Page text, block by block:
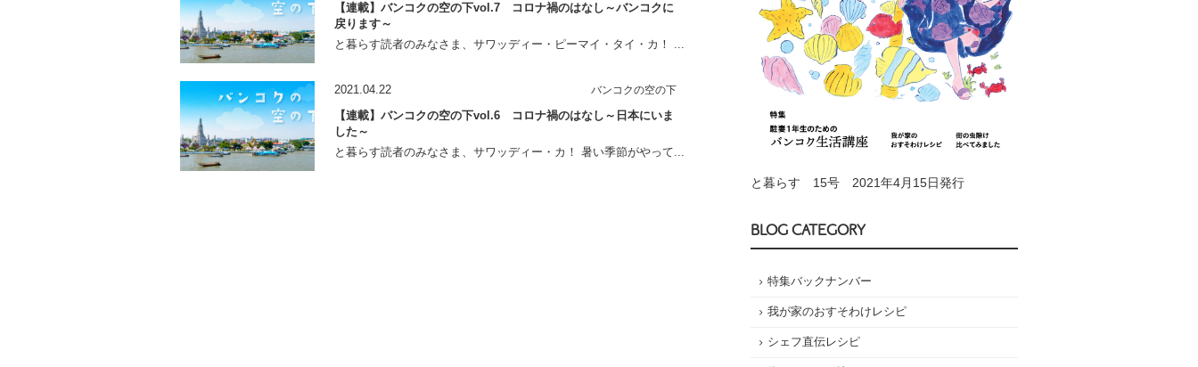
【連載】バンコクの空の下vol.7 コロナ禍のはなし～バンコクに
戻ります～
と暮らす読者のみなさま、サワッディー・ピーマイ・タイ・カ！ ...
2021.04.22 バンコクの空の下
【連載】バンコクの空の下vol.6 コロナ禍のはなし～日本にいま
した～
と暮らす読者のみなさま、サワッディー・カ！ 暑い季節がやって...
と暮らす 15号 2021年4月15日発行
BLOG CATEGORY
特集バックナンバー
我が家のおすそわけレシピ
シェフ直伝レシピ